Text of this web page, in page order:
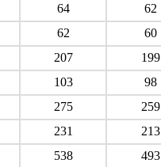
64 62
62 60
207 199
103 98
275 259
231 213
538 493